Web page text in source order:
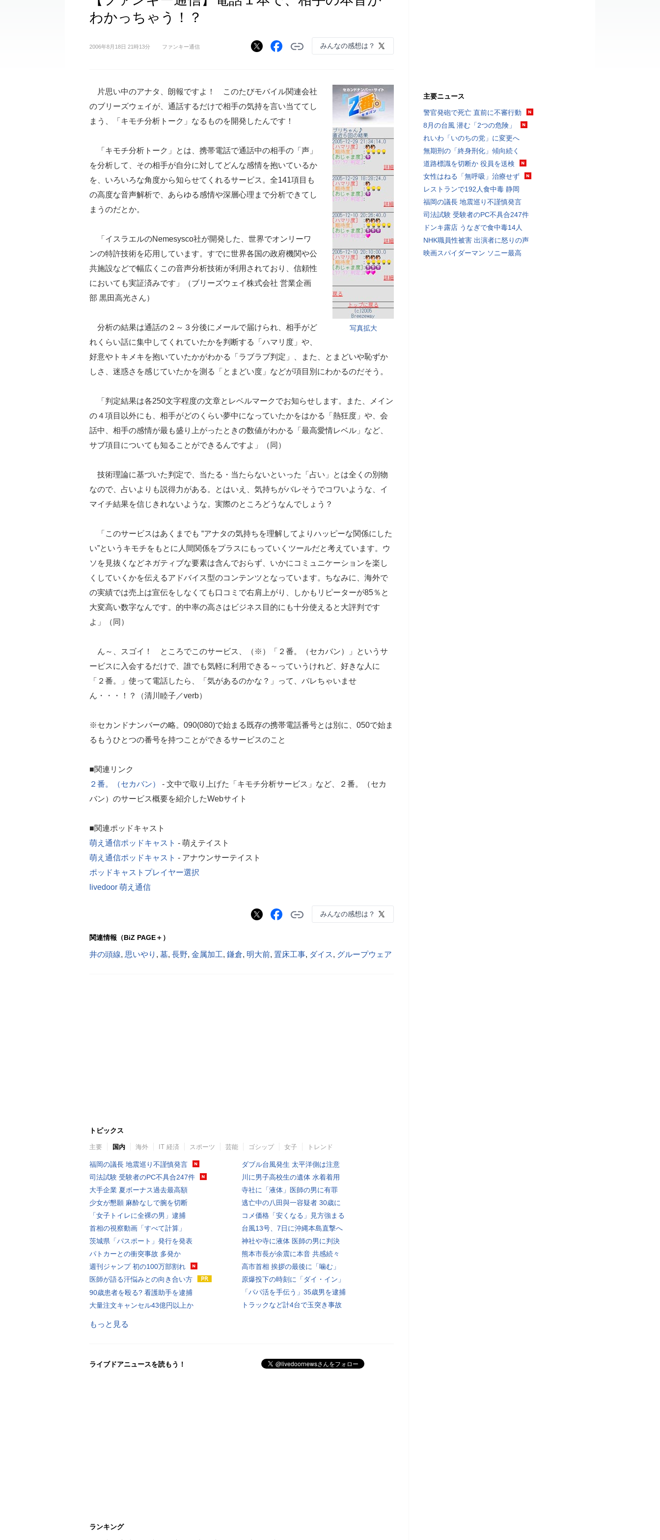
わかっちゃう！？
2006年8月18日 21時13分 ファンキー通信 みんなの感想は？
写真拡大
片思い中のアナタ、朗報ですよ！ このたびモバイル関連会社
のブリーズウェイが、通話するだけで相手の気持を言い当ててし
まう、「キモチ分析トーク」なるものを開発したんです！
「キモチ分析トーク」とは、携帯電話で通話中の相手の「声」
を分析して、その相手が自分に対してどんな感情を抱いているか
を、いろいろな角度から知らせてくれるサービス。全141項目も
の高度な音声解析で、あらゆる感情や深層心理まで分析できてし
まうのだとか。
「イスラエルのNemesysco社が開発した、世界でオンリーワ
ンの特許技術を応用しています。すでに世界各国の政府機関や公
共施設などで幅広くこの音声分析技術が利用されており、信頼性
においても実証済みです」（ブリーズウェイ株式会社 営業企画
部 黒田高光さん）
分析の結果は通話の２～３分後にメールで届けられ、相手がど
れくらい話に集中してくれていたかを判断する「ハマリ度」や、
好意やトキメキを抱いていたかがわかる「ラブラブ判定」、また、とまどいや恥ずか
しさ、迷惑さを感じていたかを測る「とまどい度」などが項目別にわかるのだそう。
「判定結果は各250文字程度の文章とレベルマークでお知らせします。また、メイン
の４項目以外にも、相手がどのくらい夢中になっていたかをはかる「熱狂度」や、会
話中、相手の感情が最も盛り上がったときの数値がわかる「最高愛情レベル」など、
サブ項目についても知ることができるんですよ」（同）
技術理論に基づいた判定で、当たる・当たらないといった「占い」とは全くの別物
なので、占いよりも説得力がある。とはいえ、気持ちがバレそうでコワいような、イ
マイチ結果を信じきれないような。実際のところどうなんでしょう？
「このサービスはあくまでも “アナタの気持ちを理解してよりハッピーな関係にした
い”というキモチをもとに人間関係をプラスにもっていくツールだと考えています。ウ
ソを見抜くなどネガティブな要素は含んでおらず、いかにコミュニケーションを楽し
くしていくかを伝えるアドバイス型のコンテンツとなっています。ちなみに、海外で
の実績では売上は宣伝をしなくても口コミで右肩上がり、しかもリピーターが85％と
大変高い数字なんです。的中率の高さはビジネス目的にも十分使えると大評判です
よ」（同）
ん～、スゴイ！ ところでこのサービス、（※）「２番。（セカバン）」というサ
ービスに入会するだけで、誰でも気軽に利用できる～っていうけれど、好きな人に
「２番。」使って電話したら、「気があるのかな？」って、バレちゃいませ
ん・・・！？（清川睦子／verb）
※セカンドナンバーの略。090(080)で始まる既存の携帯電話番号とは別に、050で始ま
るもうひとつの番号を持つことができるサービスのこと
■関連リンク
２番。（セカバン）
- 文中で取り上げた「キモチ分析サービス」など、２番。（セカ
バン）のサービス概要を紹介したWebサイト
■関連ポッドキャスト
萌え通信ポッドキャスト - 萌えテイスト
萌え通信ポッドキャスト - アナウンサーテイスト
ポッドキャストプレイヤー選択
livedoor 萌え通信
みんなの感想は？
関連情報（BiZ PAGE＋）
井の頭線, 思いやり , 墓, 長野, 金属加工, 鎌倉, 明大前, 置床工事, ダイス, グループウェア
トピックス
主要 国内 海外 IT 経済 スポーツ 芸能 ゴシップ 女子 トレンド
福岡の議長 地震巡り不謹慎発言
司法試験 受験者のPC不具合247件
大手企業 夏ボーナス過去最高額
少女が懇願 麻酔なしで腕を切断
「女子トイレに全裸の男」逮捕
首相の視察動画「すべて計算」
茨城県「パスポート」発行を発表
パトカーとの衝突事故 多発か
週刊ジャンプ 初の100万部割れ
医師が語る汗悩みとの向き合い方
90歳患者を殴る? 看護助手を逮捕
大量注文キャンセル43億円以上か
ダブル台風発生 太平洋側は注意
川に男子高校生の遺体 水着着用
寺社に「液体」医師の男に有罪
逃亡中の八田與一容疑者 30歳に
コメ価格「安くなる」見方強まる
台風13号、7日に沖縄本島直撃へ
神社や寺に液体 医師の男に判決
熊本市長が余震に本音 共感続々
高市首相 挨拶の最後に「噛む」
原爆投下の時刻に「ダイ・イン」
「パパ活を手伝う」35歳男を逮捕
トラックなど計4台で玉突き事故
もっと見る
ライブドアニュースを読もう！
ランキング
主要ニュース
警官発砲で死亡 直前に不審行動
8月の台風 潜む「2つの危険」
れいわ「いのちの党」に変更へ
無期刑の「終身刑化」傾向続く
道路標識を切断か 役員を送検
女性はねる「無呼吸」治療せず
レストランで192人食中毒 静岡
福岡の議長 地震巡り不謹慎発言
司法試験 受験者のPC不具合247件
ドンキ露店 うなぎで食中毒14人
NHK職員性被害 出演者に怒りの声
映画スパイダーマン ソニー最高